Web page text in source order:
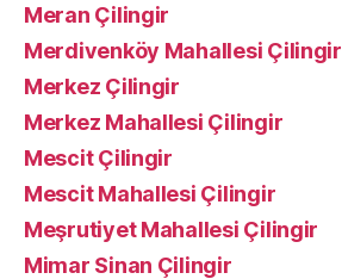
Meran Çilingir
Merdivenköy Mahallesi Çilingir
Merkez Çilingir
Merkez Mahallesi Çilingir
Mescit Çilingir
Mescit Mahallesi Çilingir
Meşrutiyet Mahallesi Çilingir
Mimar Sinan Çilingir